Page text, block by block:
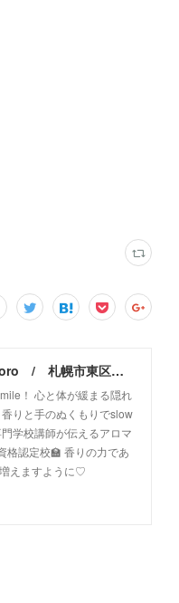
MoonLeaf sapporo / 札幌市東区の100種類以上の香りが楽しめるアロマスクール＆トリートメントサロン
！ 心と体が緩まる隠れ
りと手のぬくもりでslow
学校講師が伝えるアロマ
格認定校🏫 香りの力であ
えますように♡